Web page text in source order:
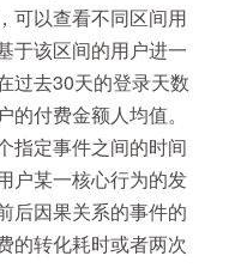
可以查看不同区间用
于该区间的用户进一
过去30天的登录天数
付费金额人均值。
指定事件之间的时间
户某一核心行为的发
后因果关系的事件的
的转化耗时或者两次